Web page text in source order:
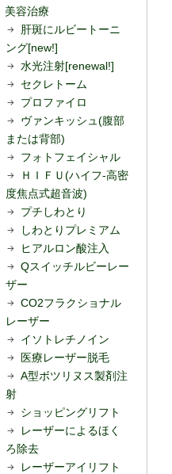
美容治療
肝斑にルビートーニ
ング[new!]
水光注射[renewal!]
セクレトーム
プロファイロ
ヴァンキッシュ(腹部
または背部)
フォトフェイシャル
ＨＩＦＵ(ハイフ-高密
度焦点式超音波)
プチしわとり
しわとりプレミアム
ヒアルロン酸注入
Qスイッチルビーレー
ザー
CO2フラクショナル
レーザー
イソトレチノイン
医療レーザー脱毛
A型ボツリヌス製剤注
射
ショッピングリフト
レーザーによるほく
ろ除去
レーザーアイリフト